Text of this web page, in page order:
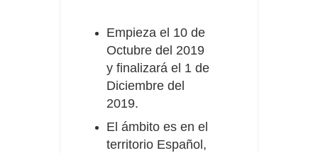
Empieza el 10 de
Octubre del 2019
y finalizará el 1 de
Diciembre del
2019.
El ámbito es en el
territorio Español,